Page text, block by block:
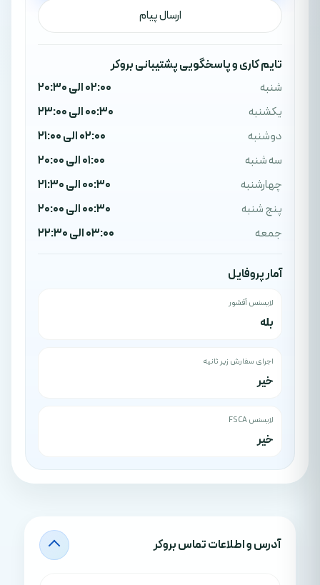
ارسال پیام
تایم کاری و پاسخگویی پشتیبانی بروکر
شنبه
02:00 الی 20:30
یکشنبه
00:30 الی 23:00
دوشنبه
02:00 الی 21:00
سه شنبه
01:00 الی 20:00
چهارشنبه
00:30 الی 21:30
پنج شنبه
00:30 الی 20:00
جمعه
03:00 الی 22:30
آمار پروفایل
لایسنس آفشور
بله
اجرای سفارش زیر ثانیه
خیر
لایسنس FSCA
خیر
آدرس‌ و اطلاعات تماس بروکر